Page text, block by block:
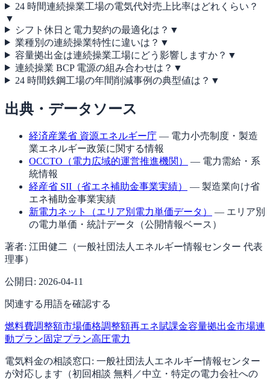
24 時間連続操業工場の電気代対売上比率はどれくらい？
▼
シフト休日と電力契約の最適化は？ ▼
業種別の連続操業特性に違いは？ ▼
容量拠出金は連続操業工場にどう影響しますか？ ▼
連続操業 BCP 電源の組み合わせは？ ▼
24 時間鉄鋼工場の年間削減事例の典型値は？ ▼
出典・データソース
経済産業省 資源エネルギー庁 — 電力小売制度・製造
業エネルギー政策に関する情報
OCCTO（電力広域的運営推進機関）
— 電力需給・系
統情報
経産省 SII（省エネ補助金事業実績）
— 製造業向け省
エネ補助金事業実績
新電力ネット（エリア別電力単価データ）
— エリア別
の電力単価・統計データ（公開情報ベース）
著者: 江田健二（一般社団法人エネルギー情報センター 代表
理事）
公開日: 2026-04-11
関連する用語を確認する
燃料費調整額市場価格調整額再エネ賦課金容量拠出金市場連
動プラン固定プラン高圧電力
電気料金の相談窓口: 一般社団法人エネルギー情報センター
が対応します（初回相談 無料／中立・特定の電力会社への